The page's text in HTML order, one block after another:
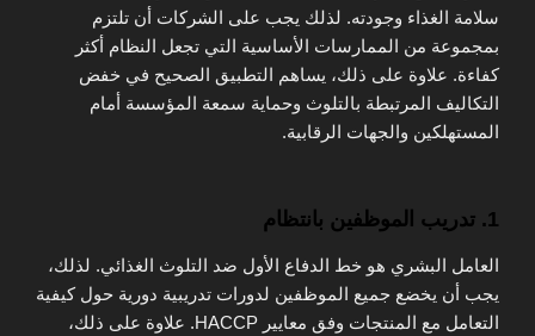
سلامة الغذاء وجودته. لذلك يجب على الشركات أن تلتزم
بمجموعة من الممارسات الأساسية التي تجعل النظام أكثر
كفاءة. علاوة على ذلك، يساهم التطبيق الصحيح في خفض
التكاليف المرتبطة بالتلوث وحماية سمعة المؤسسة أمام
المستهلكين والجهات الرقابية.
1. تدريب الموظفين بانتظام
العامل البشري هو خط الدفاع الأول ضد التلوث الغذائي. لذلك،
يجب أن يخضع جميع الموظفين لدورات تدريبية دورية حول كيفية
التعامل مع المنتجات وفق معايير HACCP. علاوة على ذلك،